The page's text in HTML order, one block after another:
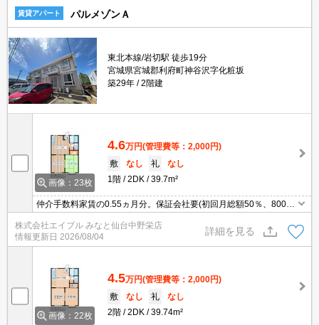
賃貸アパート パルメゾンＡ
東北本線/岩切駅 徒歩19分
宮城県宮城郡利府町神谷沢字化粧坂
築29年
2階建
画像：23枚
4.6万円(管理費等：2,000円)
敷
なし 礼
なし
1階
2DK 39.7m²
仲介手数料家賃の0.55ヵ月分。保証会社要(初回月総額50％、800円/
月、更新料10,000円)。初期費用カード払い可。バイク置き場あり。
駐車場2台目月5,500円。追焚き機能付バス。
株式会社エイブル みなと仙台中野栄店
情報更新日 2026/08/04
詳細を見る
画像：22枚
4.5万円(管理費等：2,000円)
敷
なし 礼
なし
2階
2DK 39.74m²